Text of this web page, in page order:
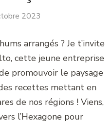
2023
arrangés ? Je t’invite
cette jeune entreprise
promouvoir le paysage
recettes mettant en
de nos régions ! Viens,
l’Hexagone pour